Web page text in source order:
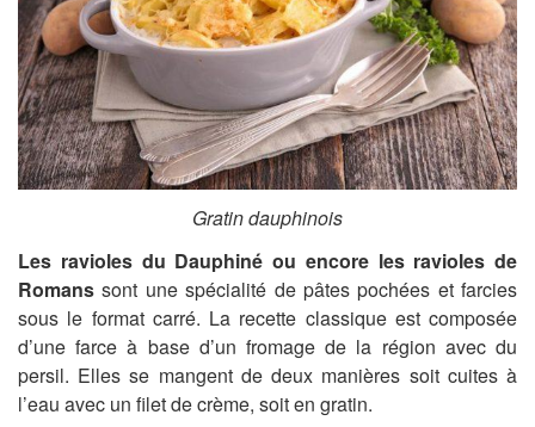
Gratin dauphinois
Les ravioles du Dauphiné ou encore les ravioles de
Romans sont une spécialité de pâtes pochées et farcies
sous le format carré. La recette classique est composée
d’une farce à base d’un fromage de la région avec du
persil. Elles se mangent de deux manières soit cuites à
l’eau avec un filet de crème, soit en gratin.